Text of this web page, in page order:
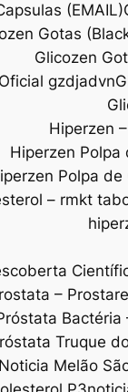
(EMAIL)
Gotas
Glicozen
gzdjadvn
Hiperzen
Hiperzen
Polpa de
– rmkt
–
Bactéria
Truque
Noticia Melão